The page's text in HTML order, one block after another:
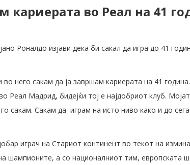
кариерата во Реал на 41
Роналдо изјави дека би сакал да игра до 41
него сакам да ја завршам кариерата на 41
Реал Мадрид, бидејќи тој е најдобриот клуб.
сакам. Сакам да играм на исто ниво како и до
играч на Стариот континент во текот на
шампионите, а со националниот тим, европската